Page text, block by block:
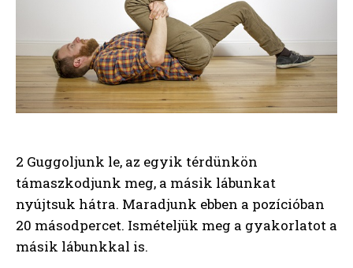
2 Guggoljunk le, az egyik térdünkön
támaszkodjunk meg, a másik lábunkat
nyújtsuk hátra. Maradjunk ebben a pozícióban
20 másodpercet. Ismételjük meg a gyakorlatot a
másik lábunkkal is.